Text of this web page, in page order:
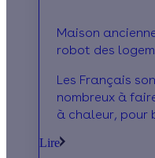
Maison
robot des
Les Français
nombreux à
à chaleur, pour
À l’occasion de
Lire